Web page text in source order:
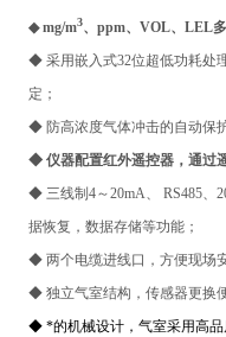
◆ mg/m3、ppm、VOL、LEL
◆ 采用嵌入式32位超低功耗处
定；
◆ 防高浓度气体冲击的自动保
◆ 仪器配置红外遥控器，通过
◆ 三线制4～20mA、 RS485、
据恢复，数据存储等功能；
◆ 两个电缆进线口，方便现场
◆ 独立气室结构，传感器更换
◆ *的机械设计，气室采用高品